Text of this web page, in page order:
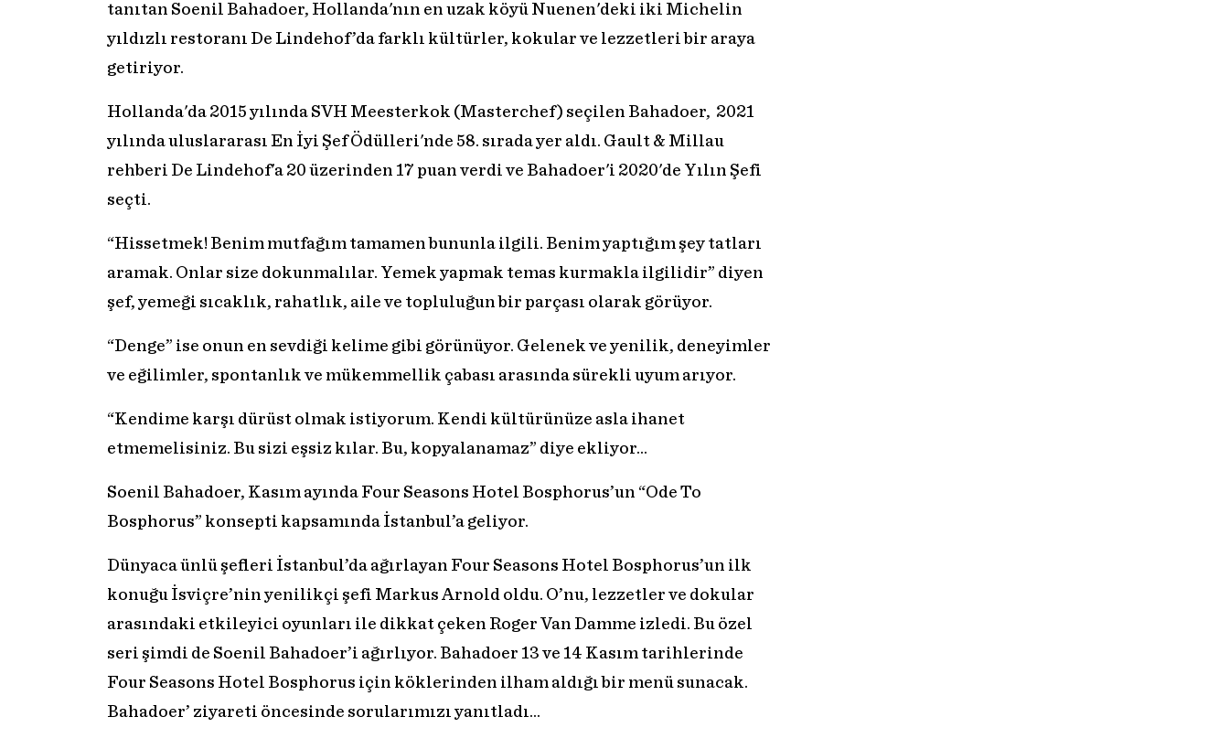
tanıtan Soenil Bahadoer, Hollanda'nın en uzak köyü Nuenen'deki iki Michelin
yıldızlı restoranı De Lindehof’da farklı kültürler, kokular ve lezzetleri bir araya
getiriyor.
Hollanda'da 2015 yılında SVH Meesterkok (Masterchef) seçilen Bahadoer, 2021
yılında uluslararası En İyi Şef Ödülleri'nde 58. sırada yer aldı. Gault & Millau
rehberi De Lindehof'a 20 üzerinden 17 puan verdi ve Bahadoer'i 2020'de Yılın Şefi
seçti.
“Hissetmek! Benim mutfağım tamamen bununla ilgili. Benim yaptığım şey tatları
aramak. Onlar size dokunmalılar. Yemek yapmak temas kurmakla ilgilidir” diyen
şef, yemeği sıcaklık, rahatlık, aile ve topluluğun bir parçası olarak görüyor.
“Denge” ise onun en sevdiği kelime gibi görünüyor. Gelenek ve yenilik, deneyimler
ve eğilimler, spontanlık ve mükemmellik çabası arasında sürekli uyum arıyor.
“Kendime karşı dürüst olmak istiyorum. Kendi kültürünüze asla ihanet
etmemelisiniz. Bu sizi eşsiz kılar. Bu, kopyalanamaz” diye ekliyor…
Soenil Bahadoer, Kasım ayında Four Seasons Hotel Bosphorus’un “Ode To
Bosphorus” konsepti kapsamında İstanbul’a geliyor.
Dünyaca ünlü şefleri İstanbul’da ağırlayan Four Seasons Hotel Bosphorus’un ilk
konuğu İsviçre’nin yenilikçi şefi Markus Arnold oldu. O’nu, lezzetler ve dokular
arasındaki etkileyici oyunları ile dikkat çeken Roger Van Damme izledi. Bu özel
seri şimdi de Soenil Bahadoer’i ağırlıyor. Bahadoer 13 ve 14 Kasım tarihlerinde
Four Seasons Hotel Bosphorus için köklerinden ilham aldığı bir menü sunacak.
Bahadoer’ ziyareti öncesinde sorularımızı yanıtladı…